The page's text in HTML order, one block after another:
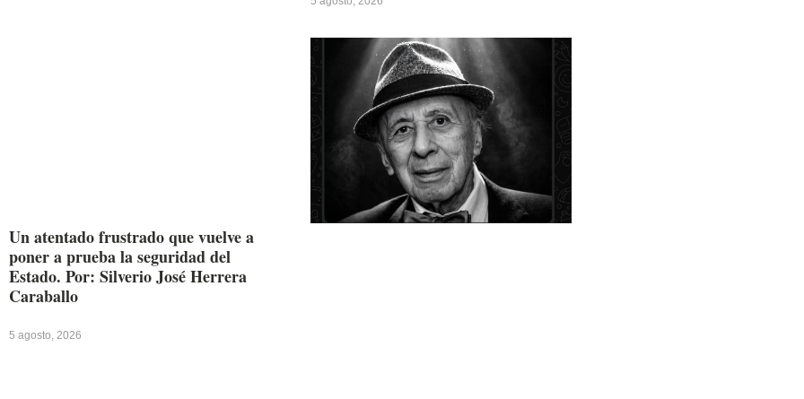
Un atentado frustrado que vuelve a
poner a prueba la seguridad del
Estado. Por: Silverio José Herrera
Caraballo
5 agosto, 2026